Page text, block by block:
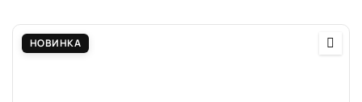
НОВИНКА